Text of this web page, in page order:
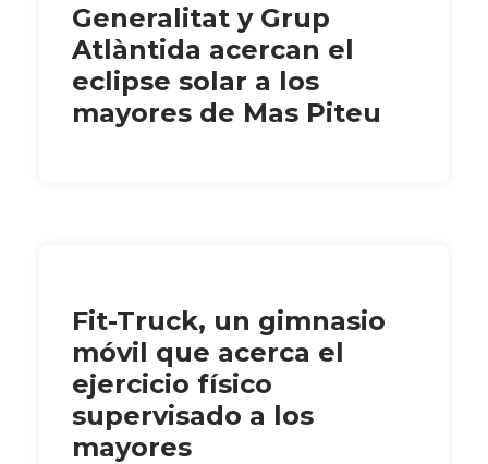
Generalitat y Grup
Atlàntida acercan el
eclipse solar a los
mayores de Mas Piteu
Fit-Truck, un gimnasio
móvil que acerca el
ejercicio físico
supervisado a los
mayores